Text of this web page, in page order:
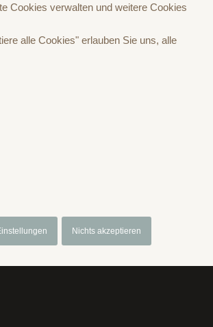
Cookies verwalten und weitere Cookies
alle Cookies" erlauben Sie uns, alle
Nichts akzeptieren